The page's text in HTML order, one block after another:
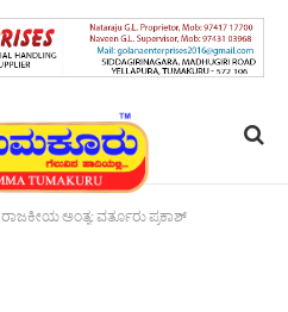
ಅಂತ್ಯ: ವರ್ತೂರು ಪ್ರಕಾಶ್